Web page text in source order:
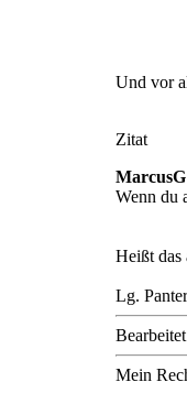
Und vor
Zitat
Wenn du
Heißt das
Lg. Panter
Mein